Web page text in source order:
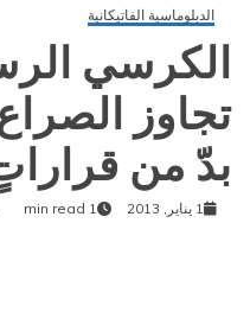
الدبلوماسية الفاتيكانية
الكرسي
تجاوز
بدّ من
1 يناير, 2013 1 min read